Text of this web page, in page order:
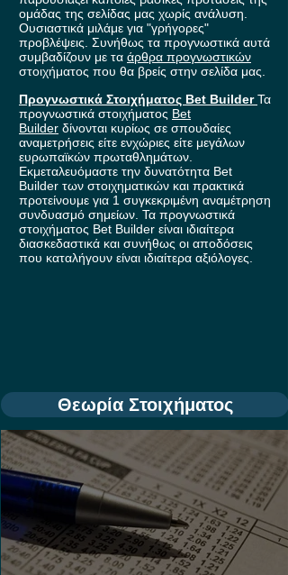
ομάδας της σελίδας μας χωρίς ανάλυση.
Ουσιαστικά μιλάμε για "γρήγορες"
προβλέψεις. Συνήθως τα προγνωστικά αυτά
συμβαδίζουν με τα άρθρα προγνωστικών
στοιχήματος που θα βρείς στην σελίδα μας.
Προγνωστικά Στοιχήματος Bet BuilderΤα
προγνωστικά στοιχήματος Bet
Builder δίνονται κυρίως σε σπουδαίες
αναμετρήσεις είτε ενχώριες είτε μεγάλων
ευρωπαϊκών πρωταθλημάτων.
Εκμεταλευόμαστε την δυνατότητα Bet
Builder των στοιχηματικών και πρακτικά
προτείνουμε για 1 συγκεκριμένη αναμέτρηση
συνδυασμό σημείων. Τα προγνωστικά
στοιχήματος Bet Builder είναι ιδιαίτερα
διασκεδαστικά και συνήθως οι αποδόσεις
που καταλήγουν είναι ιδιαίτερα αξιόλογες.
Θεωρία Στοιχήματος